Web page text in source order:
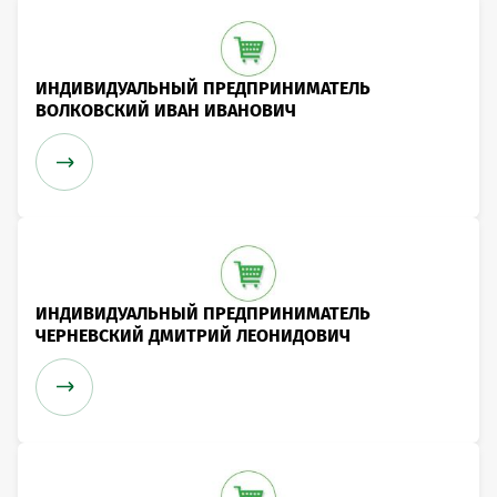
ИНДИВИДУАЛЬНЫЙ ПРЕДПРИНИМАТЕЛЬ
ВОЛКОВСКИЙ ИВАН ИВАНОВИЧ
ИНДИВИДУАЛЬНЫЙ ПРЕДПРИНИМАТЕЛЬ
ЧЕРНЕВСКИЙ ДМИТРИЙ ЛЕОНИДОВИЧ